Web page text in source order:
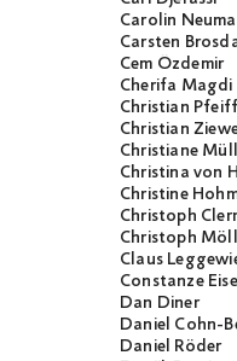
Carolin
Carsten
Cem Özdemir
Cherifa Magdi
Christian
Christian
Christiane
Christina von
Christine
Christoph
Christoph
Claus
Constanze
Dan Diner
Daniel Cohn-
Daniel Röder